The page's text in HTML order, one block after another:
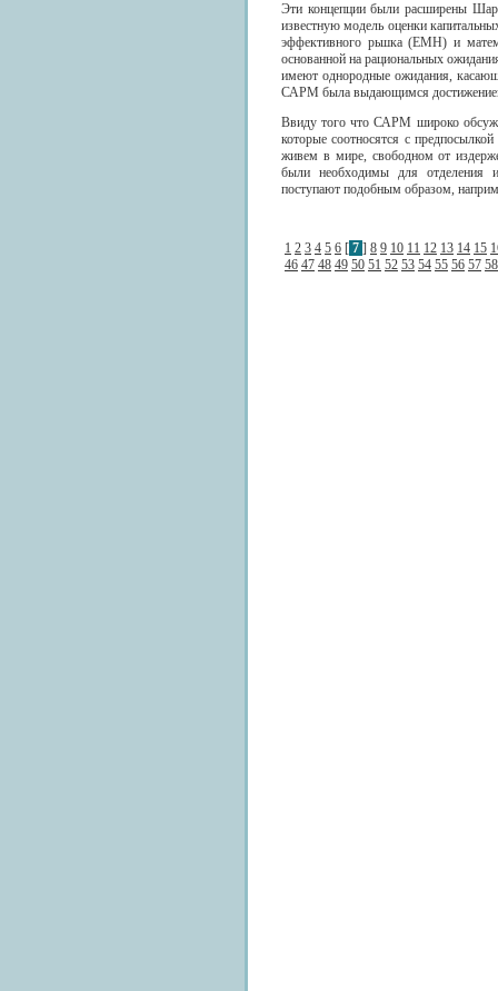
Эти концепции были расширены
известную модель оценки
эффективного рьшка (ЕМН) и
основанной на рациональных
имеют однородные ожидания,
САРМ была выдающимся достижением
Ввиду того что САРМ широко
которые соотносятся с
живем в мире, свободном от
были необходимы для отделения
поступают подобным образом,
1 2 3 4 5 6 [ 7 ] 8 9 10 11 12 13 14 15
46 47 48 49 50 51 52 53 54 55 56 57 58